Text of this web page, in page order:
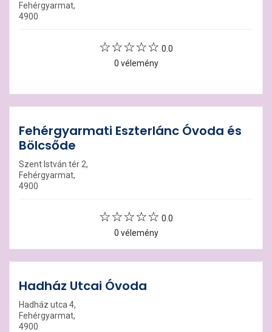
Fehérgyarmat,
4900
0.0
0 vélemény
Fehérgyarmati Eszterlánc Óvoda és
Bölcsőde
Szent István tér 2,
Fehérgyarmat,
4900
0.0
0 vélemény
Hadház Utcai Óvoda
Hadház utca 4,
Fehérgyarmat,
4900